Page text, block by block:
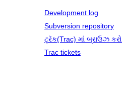
Development log
Subversion repository
ટ્રૅક(Trac) માં બ્રાઉઝ કરો
Trac tickets